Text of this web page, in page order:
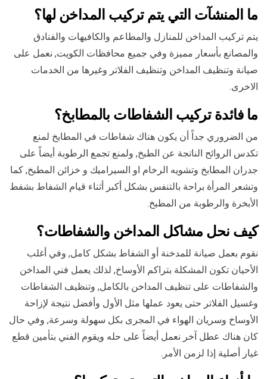
ما المنشآت التي يتم تركيب المداخن لها؟
يتم تركيب المداخن للمنازل والمطاعم والكافيهات والفنادق
والمصانع بأسعار مميزة وفي جميع محافظات الكويت, نعمل على
صيانة وتنظيف المداخن وتنظيف الفلاتر وغيرها من الخدمات
الاخرى.
ما فائدة تركيب الشفاطات بالمطابخ؟
من الضروري جداً أن يكون هناك شفاطات في المطابخ لمنع
تكدس الروائح الناتجة عن الطبخ, ولمنع تجمع الرطوبة أيضاً على
جدران المطابخ وتشويه الرخام او السيراميك و خزائن المطبخ, كما
وتشعر المرأة براحة بالتنفس بشكل أكبر أثناء قيام الشفاط بشفط
الأبخرة والرطوبة من المطبخ.
كيف نحل مشاكل المداخن والشفاطات؟
نقوم بعمل صيانة للمدخنة أو الشفاط بشكل كامل, وفي أغلب
الأحيان تكون المشكلة بتراكم الأوساخ, لذلك يعمل فني المداخن
والشفاطات على تنظيف المداخن بالكامل, وتنظيف الشفاطات
وغسيل الفلاتر حتى يعود عملها مثل الأول وأفضل نتيجة لإزاحة
الأوساخ وسريان الهواء في المجرى بكل سهولة وسرعة, وفي حال
كان هناك عطل آخر نعمل أيضاً على حله ويقوم الفني بتأمين قطع
غيار أصلية إذا لزمن الأمر.